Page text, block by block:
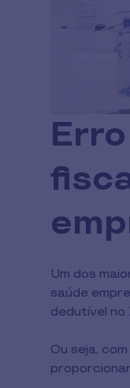
Um dos
saúde
dedutível no
Ou seja,